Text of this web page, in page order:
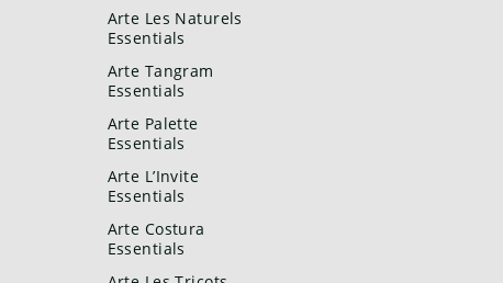
Arte Les Naturels
Essentials
Arte Tangram
Essentials
Arte Palette
Essentials
Arte L’Invite
Essentials
Arte Costura
Essentials